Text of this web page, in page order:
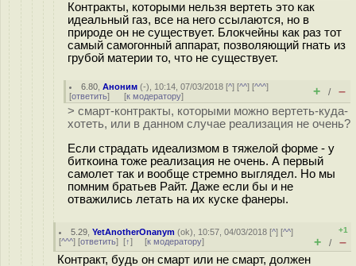
Контракты, которыми нельзя вертеть это как
идеальный газ, все на него ссылаются, но в
природе он не существует. Блокчейны как раз тот
самый самогонный аппарат, позволяющий гнать из
грубой материи то, что не существует.
6.80 ,Аноним (-), 10:14, 07/03/2018 [^] [^^] [^^^]
[ответить] [к модератору] + / –
> смарт-контракты, которыми можно вертеть-куда-
хотеть, или в данном случае реализация не очень?
Если страдать идеализмом в тяжелой форме - у
биткоина тоже реализация не очень. А первый
самолет так и вообще стремно выглядел. Но мы
помним братьев Райт. Даже если бы и не
отважились летать на их куске фанеры.
5.29 ,YetAnotherOnanym (ok), 10:57, 04/03/2018 [^] [^^]
[^^^] [ответить] [↑] [к модератору]
+1
+ / –
Контракт, будь он смарт или не смарт, должен